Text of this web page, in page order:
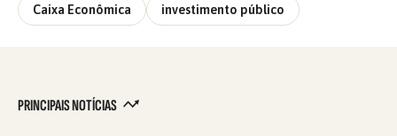
Caixa Econômica investimento público
PRINCIPAIS NOTÍCIAS